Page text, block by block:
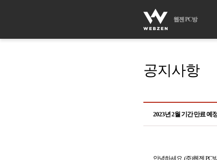
웹젠 PC방
공지사항
2023년 2월 기간 만료 예
안녕하세요. (주)웹젠 PC